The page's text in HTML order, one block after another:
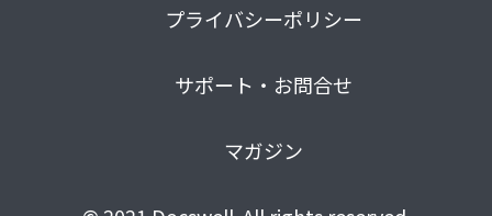
プライバシーポリシー
サポート・お問合せ
マガジン